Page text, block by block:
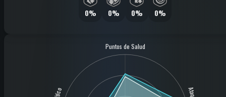
0% 0% 0% 0%
Puntos de Salud